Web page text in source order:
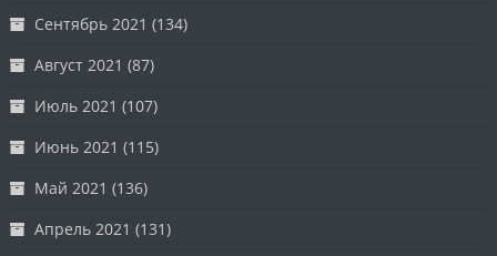
Сентябрь 2021 (134)
Август 2021 (87)
Июль 2021 (107)
Июнь 2021 (115)
Май 2021 (136)
Апрель 2021 (131)